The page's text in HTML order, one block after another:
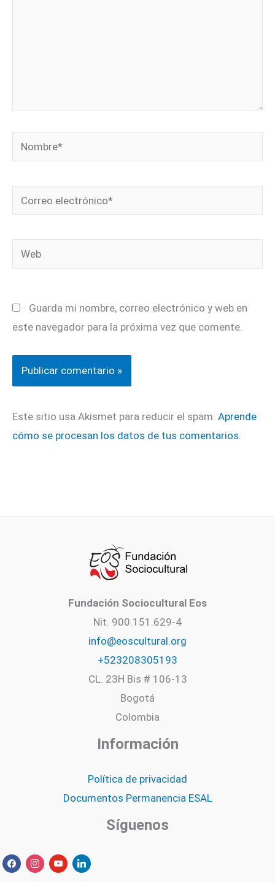
Nombre*
Correo
electrónico*
Web
Guarda mi nombre, correo electrónico y web en
este navegador para la próxima vez que comente.
Este sitio usa Akismet para reducir el spam. Aprende
cómo se procesan los datos de tus comentarios.
Fundación Sociocultural Eos
Nit. 900.151.629-4
info@eoscultural.org
+523208305193
CL. 23H Bis # 106-13
Bogotá
Colombia
Información
Política de privacidad
Documentos Permanencia ESAL
Síguenos